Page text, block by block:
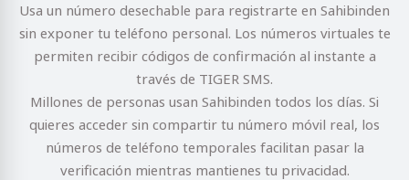
Usa un número desechable para registrarte en Sahibinden
sin exponer tu teléfono personal. Los números virtuales te
permiten recibir códigos de confirmación al instante a
través de TIGER SMS.
Millones de personas usan Sahibinden todos los días. Si
quieres acceder sin compartir tu número móvil real, los
números de teléfono temporales facilitan pasar la
verificación mientras mantienes tu privacidad.